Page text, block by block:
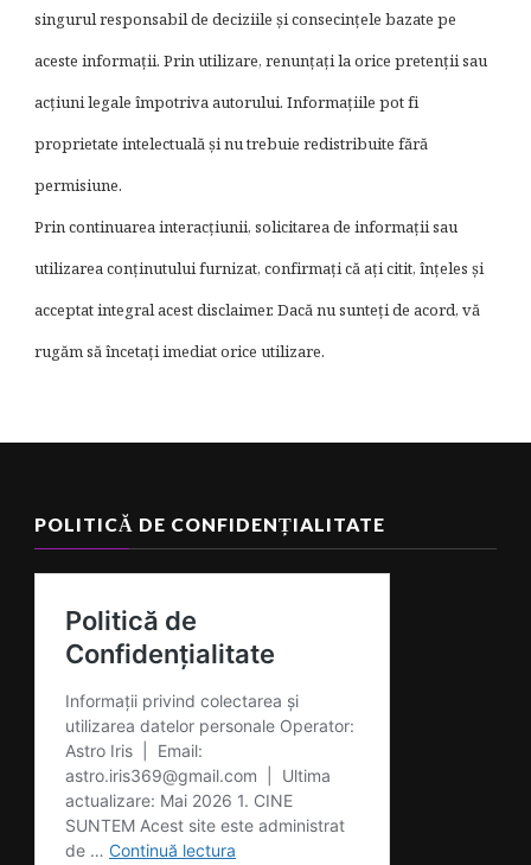
singurul responsabil de deciziile și consecințele bazate pe
aceste informații. Prin utilizare, renunțați la orice pretenții sau
acțiuni legale împotriva autorului. Informațiile pot fi
proprietate intelectuală și nu trebuie redistribuite fără
permisiune.
Prin continuarea interacțiunii, solicitarea de informații sau
utilizarea conținutului furnizat, confirmați că ați citit, înțeles și
acceptat integral acest disclaimer. Dacă nu sunteți de acord, vă
rugăm să încetați imediat orice utilizare.
POLITICĂ DE CONFIDENȚIALITATE